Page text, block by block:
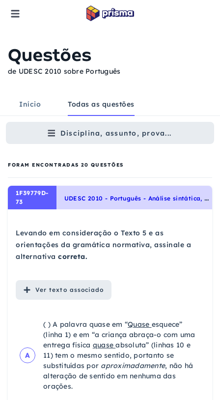
Questões
de UDESC 2010 sobre Português
Início Todas as questões
Disciplina, assunto, prova...
FORAM ENCONTRADAS 20 QUESTÕES
1F39779D-
73
U
DESC 2010 - Português - Análise sintática, Sintaxe, Morfologia
Levando em consideração o Texto 5 e as
orientações da gramática normativa, assinale a
alternativa correta.
Ver texto associado
A
( ) A palavra quase em “Quase esquece”
(linha 1) e em “a criança abraça-o com uma
entrega física quaseabsoluta” (linhas 10 e
11) tem o mesmo sentido, portanto se
substituídas por aproximadamente, não há
alteração de sentido em nenhuma das
orações.